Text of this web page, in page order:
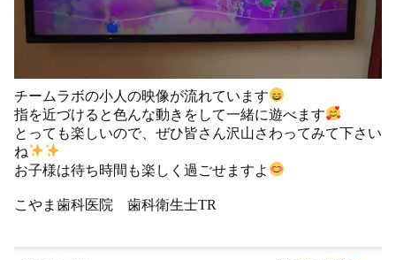
チームラボの小人の映像が流れています
指を近づけると色んな動きをして一緒に遊べます
とっても楽しいので、ぜひ皆さん沢山さわってみて下さい
ね
お子様は待ち時間も楽しく過ごせますよ
こやま歯科医院 歯科衛生士TR